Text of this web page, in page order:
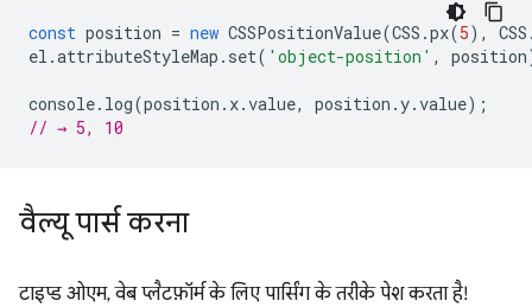
const position = new CSSPositionValue(CSS .px(5), CSS
el .attributeStyleMap . set( 'object-position' , position
console. log(position . x.value, position .y.value);
// → 5, 10
वैल्यू पार्स करना
टाइप्ड ओएम, वेब प्लैटफ़ॉर्म के लिए पार्सिंग के तरीके पेश करता है!